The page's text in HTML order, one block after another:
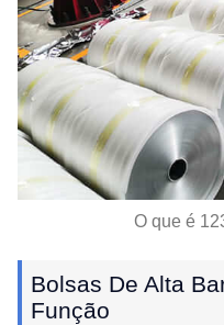
O que é
Bolsas De Alta
Função